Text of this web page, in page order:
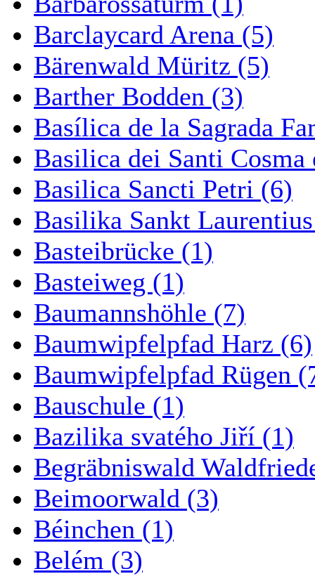
Barclaycard Arena (5)
Bärenwald Müritz (5)
Barther Bodden (3)
Basílica de la Sagrada
Basilica dei Santi
Basilica Sancti Petri (6)
Basilika Sankt
Basteibrücke (1)
Basteiweg (1)
Baumannshöhle (7)
Baumwipfelpfad Harz (6)
Baumwipfelpfad Rügen
Bauschule (1)
Bazilika svatého Jiří (1)
Begräbniswald
Beimoorwald (3)
Béinchen (1)
Belém (3)